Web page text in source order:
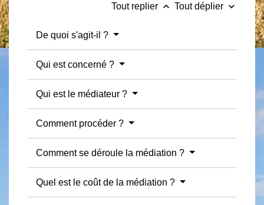
Tout replier keyboard_arrow_up Tout déplier keyboard_arrow_down
De quoi s'agit-il ?
Qui est concerné ?
Qui est le médiateur ?
Comment procéder ?
Comment se déroule la médiation ?
Quel est le coût de la médiation ?